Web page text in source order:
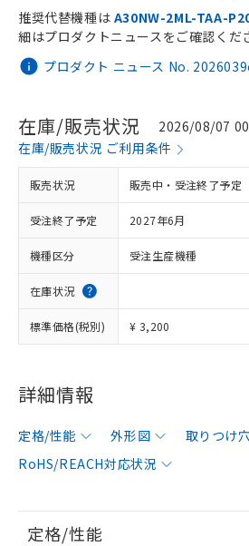
プロダクト ニュース No.
推奨代替機種は A30NW-2ML-TAA-
細はプロダクトニュースをご確認くだ
在庫/販売状況
2026/08/07
在庫/販売状況 ご利用条件
販売状況 販売中・受注終了予定
受注終了予定 2027年6月
機種区分 受注生産機種
在庫状況
標準価格(税別) ¥ 3,200
詳細情報
定格/性能 外形図 取りつけ
RoHS/REACH対応状況
定格/性能